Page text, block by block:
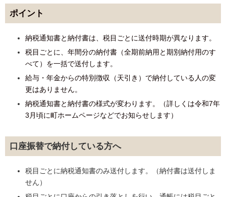
ポイント
納税通知書と納付書は、税目ごとに送付時期が異なります。
税目ごとに、年間分の納付書（全期前納用と期別納付用のす
べて）を一括で送付します。
給与・年金からの特別徴収（天引き）で納付している人の変
更はありません。
納税通知書と納付書の様式が変わります。（詳しくは令和7年
3月頃に町ホームページなどでお知らせします）
口座振替で納付している方へ
税目ごとに納税通知書のみ送付します。（納付書は送付しま
せん）